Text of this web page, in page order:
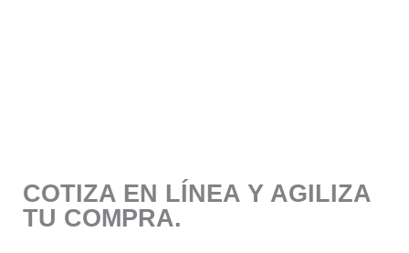
COTIZA EN LÍNEA Y AGILIZA
TU COMPRA.